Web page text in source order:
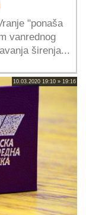
"ponaša
vanrednog
širenja...
10.03.2020 19:10 » 19:16